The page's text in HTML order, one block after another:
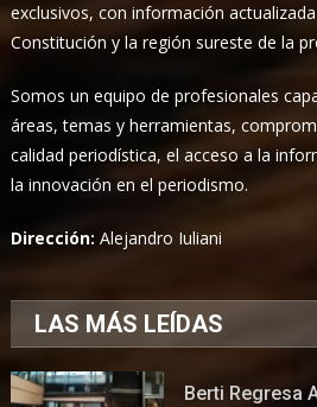
exclusivos, con información
Constitución y la región sureste de la
Somos un equipo de profesionales
áreas, temas y herramientas,
calidad periodística, el acceso a la
la innovación en el periodismo.
Dirección:Alejandro Iuliani
LAS MÁS LEÍDAS
Berti Regresa